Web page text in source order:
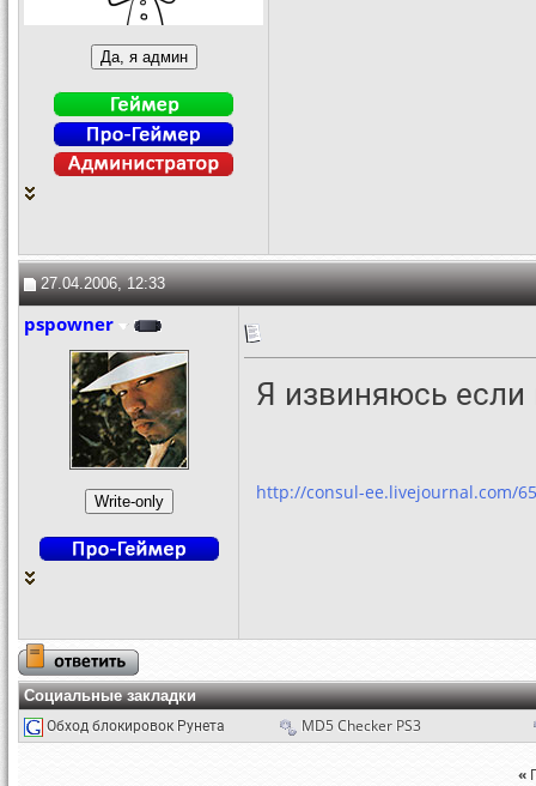
27.04.2006, 12:33
pspowner
Я извиняюсь
http://consul-ee.livejournal.com/
Социальные закладки
Обход блокировок Рунета MD5 Checker PS3
«